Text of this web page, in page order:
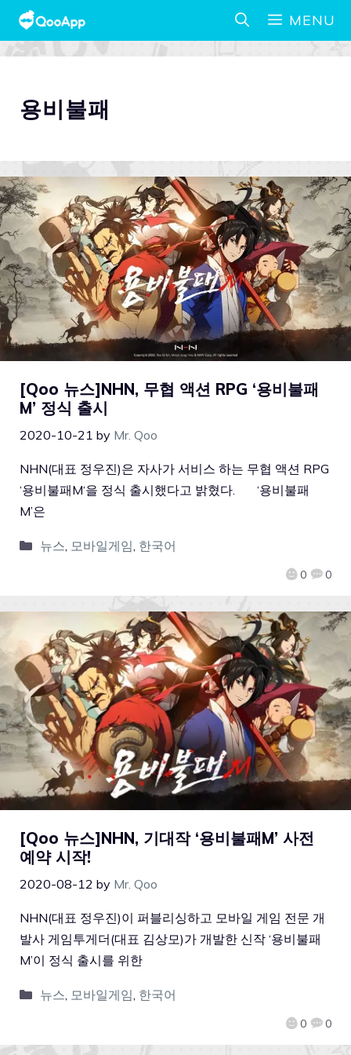
MENU
용비불패
[Qoo 뉴스]NHN, 무협 액션 RPG ‘용비불패
M’ 정식 출시
2020-10-21 by Mr. Qoo
0 0
NHN(대표 정우진)은 자사가 서비스 하는 무협 액션 RPG
‘용비불패M‘을 정식 출시했다고 밝혔다. ‘용비불패
M’은
뉴스 모바일게임 한국어
[Qoo 뉴스]NHN, 기대작 ‘용비불패M’ 사전
예약 시작!
2020-08-12 by Mr. Qoo
0 0
NHN(대표 정우진)이 퍼블리싱하고 모바일 게임 전문 개
발사 게임투게더(대표 김상모)가 개발한 신작 ‘용비불패
M’이 정식 출시를 위한
뉴스 모바일게임 한국어